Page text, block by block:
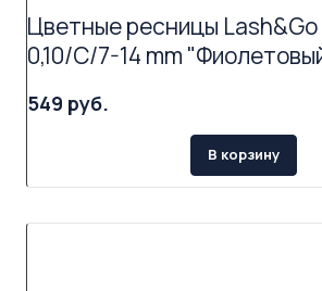
Цветные ресницы Lash&Go
0,10/C/7-14 mm
549 руб.
В корзину